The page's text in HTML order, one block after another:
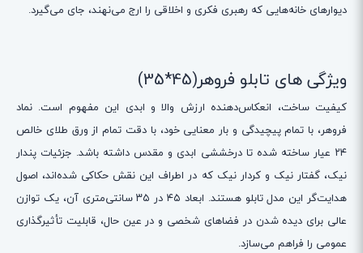
دیوارهای خانه‌هایی که رهبری فکری و اخلاقی را ارج می‌نهند، جای می‌گیرد.
ویژگی های تابلو فروهر(45*35)
کیفیت ساخت، انعکاس‌دهنده ارزش والا و ابدی این مفهوم است. نماد
فروهر، با تمام پیچیدگی و بار معنایی خود، با دقت تمام از ورق طلای خالص
۲۴ عیار ساخته شده تا درخششی ابدی و مقدس داشته باشد. جزئیات پندار
نیک، گفتار نیک و کردار نیک که در اطراف این نقش حکاکی شده‌اند، اصول
هدایت‌گر این مدل تابلو هستند. ابعاد ۴۵ در ۳۵ سانتی‌متری آن، یک توازن
عالی برای دیده شدن در فضاهای شخصی و در عین حال، قابلیت تأثیرگذاری
عمومی را فراهم می‌سازد.